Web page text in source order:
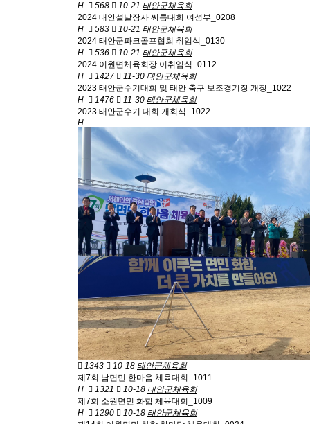
H
568 10-21 태안군체육회
2024 태안설날장사 씨름대회 여성부_0208
H
583 10-21 태안군체육회
2024 태안군파크골프협회 취임식_0130
H
536 10-21 태안군체육회
2024 이원면체육회장 이취임식_0112
H
1427 11-30 태안군체육회
2023 태안군수기대회 및 태안 축구 보조경기장 개장_1022
H
1476 11-30 태안군체육회
2023 태안군수기 대회 개회식_1022
H
1343 10-18 태안군체육회
제7회 남면민 한마음 체육대회_1011
H
1321 10-18 태안군체육회
제7회 소원면민 화합 체육대회_1009
H
1290 10-18 태안군체육회